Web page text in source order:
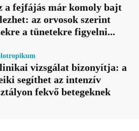
a fejfájás már komoly bajt
az orvosok szerint
a tünetekre figyelni...
vizsgálat bizonyítja: a
segíthet az intenzív
fekvő betegeknek